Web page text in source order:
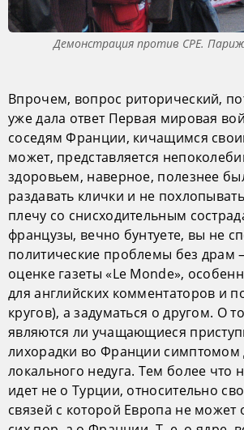
Демонстрация против CPE.
Впрочем, вопрос риторический,
уже дала ответ Первая мировая
соседям Франции, кичащимся
может, представляется
здоровьем, наверное, полезнее
раздавать клички и не
плечу со снисходительным
французы, вечно бунтуете, вы не
политические проблемы без драм
оценке газеты «Le Monde»,
для английских комментаторов и
кругов), а задуматься о другом. О
являются ли учащающиеся
лихорадки во Франции симптомом
локального недуга. Тем более что
идет не о Турции, относительно
связей с которой Европа не может